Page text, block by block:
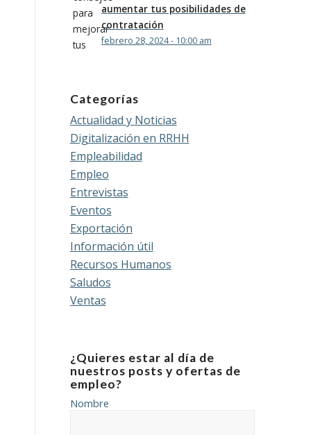
aumentar tus posibilidades de
contratación
febrero 28, 2024 - 10:00 am
Categorías
Actualidad y Noticias
Digitalización en RRHH
Empleabilidad
Empleo
Entrevistas
Eventos
Exportación
Información útil
Recursos Humanos
Saludos
Ventas
¿Quieres estar al día de
nuestros posts y ofertas de
empleo?
Nombre